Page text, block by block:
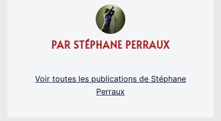
PAR STÉPHANE PERRAUX
Voir toutes les publications de Stéphane
Perraux